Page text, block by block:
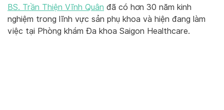
BS. Trần Thiện Vĩnh Quân đã có hơn 30 năm kinh
nghiệm trong lĩnh vực sản phụ khoa và hiện đang làm
việc tại Phòng khám Đa khoa Saigon Healthcare.